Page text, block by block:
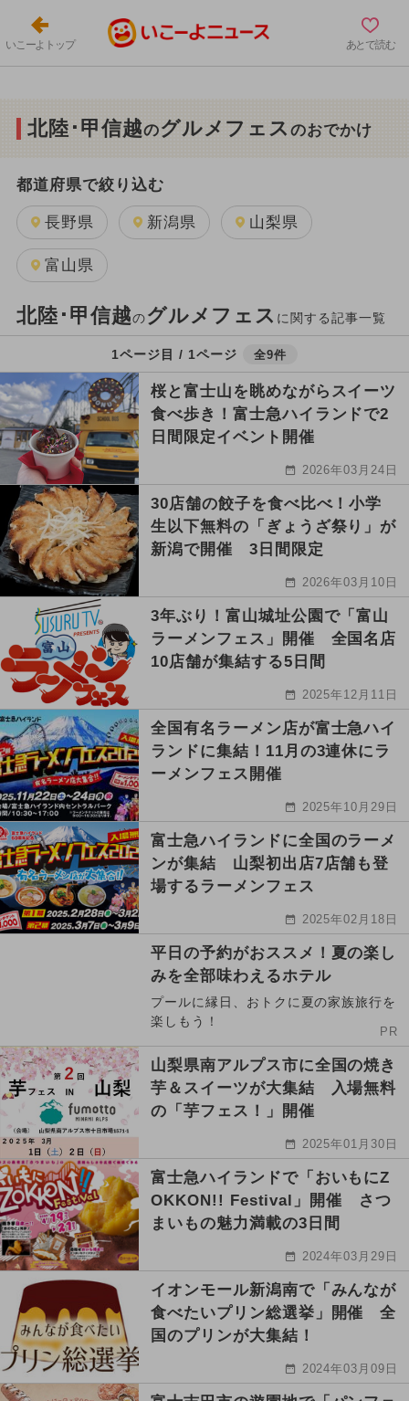
いこーよトップ あとで読む
北陸･甲信越のグルメフェスのおでかけ
都道府県で絞り込む
長野県 新潟県 山梨県
富山県
北陸･甲信越のグルメフェス に関する記事一覧
1ページ目 / 1ページ 全9件
桜と富士山を眺めながらスイーツ
食べ歩き！富士急ハイランドで2
日間限定イベント開催
2026年03月24日
30店舗の餃子を食べ比べ！小学
生以下無料の「ぎょうざ祭り」が
新潟で開催 3日間限定
2026年03月10日
3年ぶり！富山城址公園で「富山
ラーメンフェス」開催 全国名店
10店舗が集結する5日間
2025年12月11日
全国有名ラーメン店が富士急ハイ
ランドに集結！11月の3連休にラ
ーメンフェス開催
2025年10月29日
富士急ハイランドに全国のラーメ
ンが集結 山梨初出店7店舗も登
場するラーメンフェス
2025年02月18日
平日の予約がおススメ！夏の楽し
みを全部味わえるホテル
プールに縁日、おトクに夏の家族旅行を
楽しもう！
PR
山梨県南アルプス市に全国の焼き
芋＆スイーツが大集結 入場無料
の「芋フェス！」開催
2025年01月30日
富士急ハイランドで「おいもにZ
OKKON!! Festival」開催 さつ
まいもの魅力満載の3日間
2024年03月29日
イオンモール新潟南で「みんなが
食べたいプリン総選挙」開催 全
国のプリンが大集結！
2024年03月09日